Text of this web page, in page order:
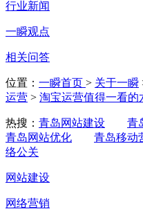
行业新闻
一瞬观点
相关问答
位置： 一瞬首页 > 关于一瞬
运营 > 淘宝运营值得一看的
热搜： 青岛网站建设 青
青岛网站优化
青岛移动
络公关
网站建设
网络营销